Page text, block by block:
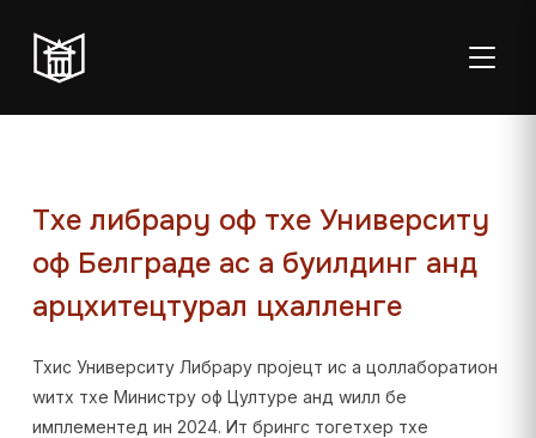
Тхе либрарy оф тхе Университy
оф Белграде ас а буилдинг анд
арцхитецтурал цхалленге
Тхис Университy Либрарy пројецт ис а цоллаборатион
wитх тхе Министрy оф Цултуре анд wилл бе
имплементед ин 2024. Ит брингс тогетхер тхе
Mon–Fri:
08:00–20:00
Student Reading Room:
08:00–23:00
Sat: 08:00–
14:00
Sun:
Working hours from July 6th to August 29th